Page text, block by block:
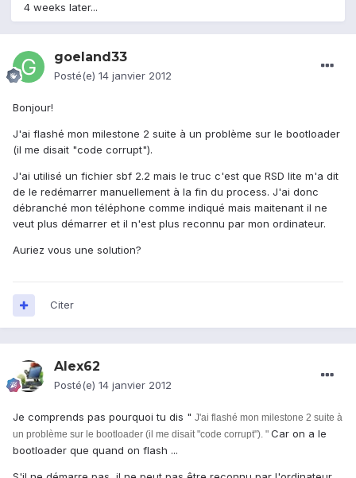
4 weeks later...
goeland33
Posté(e) 14 janvier 2012
Bonjour!
J'ai flashé mon milestone 2 suite à un problème sur le bootloader
(il me disait "code corrupt").
J'ai utilisé un fichier sbf 2.2 mais le truc c'est que RSD lite m'a dit
de le redémarrer manuellement à la fin du process. J'ai donc
débranché mon téléphone comme indiqué mais maitenant il ne
veut plus démarrer et il n'est plus reconnu par mon ordinateur.
Auriez vous une solution?
Citer
Alex62
Posté(e) 14 janvier 2012
Je comprends pas pourquoi tu dis " J'ai flashé mon milestone 2 suite à
un problème sur le bootloader (il me disait "code corrupt"). " Car on a le
bootloader que quand on flash ...